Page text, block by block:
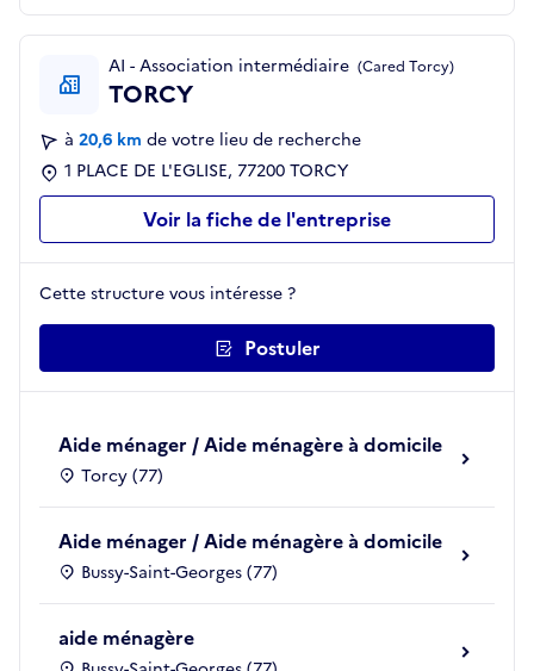
AI - Association intermédiaire (Cared Torcy)
TORCY
à 20,6 km de votre lieu de recherche
1 PLACE DE L'EGLISE, 77200 TORCY
Voir la fiche de l'entreprise
Cette structure vous intéresse ?
Postuler
Aide ménager / Aide ménagère à domicile
Torcy (77)
Aide ménager / Aide ménagère à domicile
Bussy-Saint-Georges (77)
aide ménagère